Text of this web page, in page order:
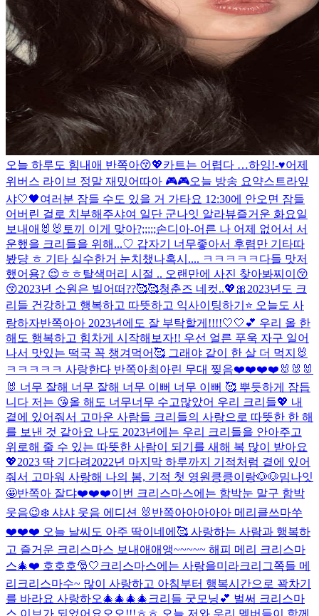
오늘 하루도 힘내애 반쪽아😚💖카트는 어렵다 …하잉!-♥️어제
위버스 라이브 정말 재밌어따아 🎮🎮오늘 방송 요약스트라잎
샤🤍🖤여러분 잠들 수도 있을 거 가타요 12:30에 안오면 잠들
어버린 걸로 치부해주샤여 일단 군나잇 알라뷰즐거운 화요일
보내애🐰🐰 토끼 이게 맞아?;;;;;손디아-어른 나 어제 없어서 서
운했을 크리들을 위해...♡ 갑자기 너무좋아서 후렴만 기타따
봤댱 ㅎ 기타 실수한거 눈치챘나혹시.... ㅋㅋㅋㅋㅋ 다들 맛저
했어용? 😌ㅎㅎ탈색머리 시절 .. 오랜만에 사진 찾아봐찌이😚
😚2023년 소원은 빌어떠??🥰🥰청춘즈 네컷..💖🎀 2023년도 크
리들 건강하고 행복하고 따뜻하고 익사이팅하기⭐️ 오늘도 사
랑하자반쪽아아 2023년에도 잘 부탁할게!!!!🤍🤍💕 우리 올 한
해도 행복하고 힘차게 시작해보자!! 우선 얼른 푸욱 자구 일어
나서 맛있는 떡국 꼭 챙겨먹어🥰 그래야 같이 한 살 더 먹지🐰
ㅋㅋㅋㅋㅋ 사랑한다 반쪽아최아린 무대 찢음❤️❤️❤️❤️🐰🐰🐰
🐰 너무 잘해 너무 잘해 너무 이뻐 너무 이뻐 🥰 뿌듯하게 잠듭
니다 저는 😘올 해도 너무너무 수고많았어 우리 크리들💖 내
곁에 있어줘서 고마운 사람들 크리들의 사랑으로 따뜻한 한 해
를 보낸 것 같아요 나도 2023년에는 우리 크리들을 안아주고
위로해 줄 수 있는 따뜻한 사람이 되기를 새해 복 많이 받아요
💖2023 딱 기다려 2022년 마지막 하루까지 기적처럼 곁에 있어
줘서 고마워 사랑해 나의 봄, 기적 첫 영원 킁킁이랑🐶🐶밈나잇
🤩반쪽아 잘댜❤️❤️❤️이번 크리스마스에는 함박눈 말구 함박
웃음😉❄️ 샤샤 웃음 에디션 🐰 반쪽아아아아아 메리클쓰마쑤
❤️❤️❤️ 오늘 날씨도 아주 딱이네에🥰 사랑하는 사람과 행복하
고 즐거운 크리스마스 보내애애앵~~~~~ 해피 메리 크리스마
스🎄❤️ 호호호🎅🤍 크리스마스에는 사랑을미라크리그쪽들 메
리크리스마수~ 많이 사랑하고 아침부터 행복시간으로 꽉차기
를 바라요 사랑하오🎄🎄🎄🎄 크리들 굿모닝💕 벌써 크리스마
스 이브가 되었어요오오!!!ㅎㅎ 오늘 저와 우리 멤버들이 함께